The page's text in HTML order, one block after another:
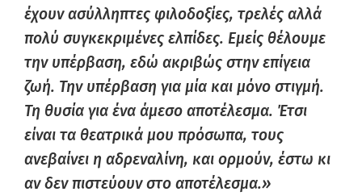
έχουν ασύλληπτες φιλοδοξίες, τρελές αλλά
πολύ συγκεκριμένες ελπίδες. Εμείς θέλουμε
την υπέρβαση, εδώ ακριβώς στην επίγεια
ζωή. Την υπέρβαση για μία και μόνο στιγμή.
Τη θυσία για ένα άμεσο αποτέλεσμα. Έτσι
είναι τα θεατρικά μου πρόσωπα, τους
ανεβαίνει η αδρεναλίνη, και ορμούν, έστω κι
αν δεν πιστεύουν στο αποτέλεσμα.»